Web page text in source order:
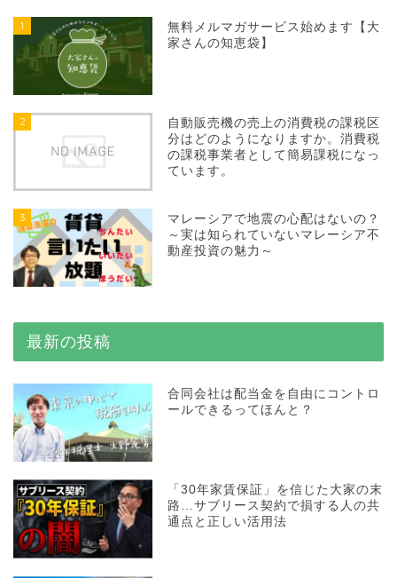
1
無料メルマガサービス始めます【大
家さんの知恵袋】
2
自動販売機の売上の消費税の課税区
分はどのようになりますか。消費税
の課税事業者として簡易課税になっ
ています。
3
マレーシアで地震の心配はないの？
～実は知られていないマレーシア不
動産投資の魅力～
最新の投稿
合同会社は配当金を自由にコントロ
ールできるってほんと？
「30年家賃保証」を信じた大家の末
路…サブリース契約で損する人の共
通点と正しい活用法